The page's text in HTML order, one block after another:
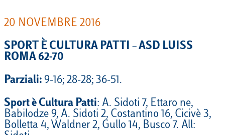
20 NOVEMBRE 2016
SPORT È CULTURA PATTI – ASD LUISS
ROMA 62-70
Parziali: 9-16; 28-28; 36-51.
Sport è Cultura Patti: A. Sidoti 7, Ettaro ne,
Babilodze 9, A. Sidoti 2, Costantino 16, Cicivè 3,
Bolletta 4, Waldner 2, Gullo 14, Busco 7. All: